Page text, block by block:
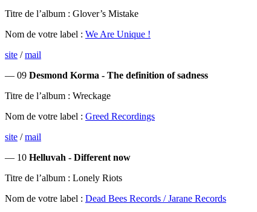
Titre de l’album : Glover’s Mistake
Nom de votre label : We Are Unique !
site /mail
— 09 Desmond Korma - The definition of sadness
Titre de l’album : Wreckage
Nom de votre label : Greed Recordings
site /mail
— 10 Helluvah - Different now
Titre de l’album : Lonely Riots
Nom de votre label : Dead Bees Records / Jarane Records